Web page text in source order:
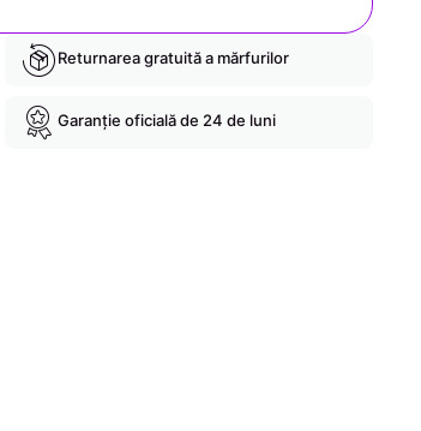
Returnarea gratuită a mărfurilor
Garanție oficială de 24 de luni